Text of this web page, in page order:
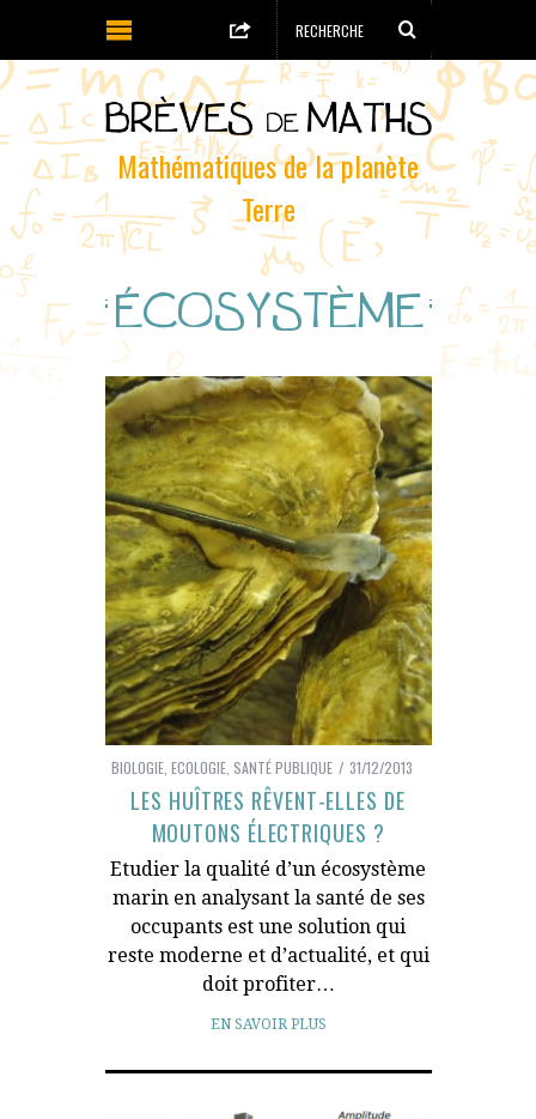
Mathématiques de la planète
Terre
ÉCOSYSTÈME
BIOLOGIE ECOLOGIE SANTÉ PUBLIQUE 31/12/2013
LES HUÎTRES RÊVENT-ELLES DE
MOUTONS ÉLECTRIQUES ?
Etudier la qualité d’un écosystème
marin en analysant la santé de ses
occupants est une solution qui
reste moderne et d’actualité, et qui
doit profiter…
EN SAVOIR PLUS